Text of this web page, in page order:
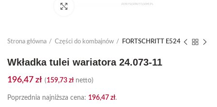
Kliknij, aby powiększyć
Strona główna Części do kombajnów FORTSCHRITT E524
Wkładka tulei wariatora 24.073-11
196,47 zł (159,73 złnetto)
Poprzednia najniższa cena: 196,47 zł.